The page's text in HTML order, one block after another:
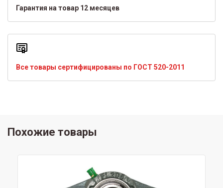
Гарантия на товар 12 месяцев
Все товары сертифицированы по ГОСТ 520-2011
Похожие товары